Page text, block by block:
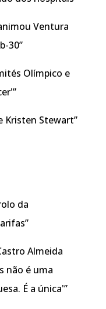
Ventura
30”
Olímpico e
Kristen Stewart”
da
Almeida
não é uma
É a única'”